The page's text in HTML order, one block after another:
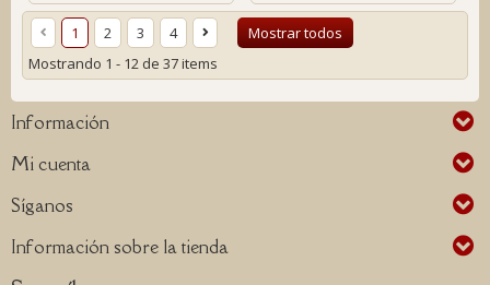
Mostrar todos
1 2 3
4
Mostrando 1 - 12 de 37 items
Información
Mi cuenta
Síganos
Información sobre la tienda